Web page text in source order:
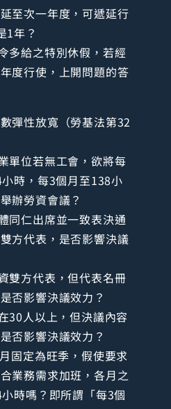
至次一年度，可遞延行
1年？
多給之特別休假，若經
度行使，上開問題的答
彈性放寬（勞基法第32
單位若無工會，欲將每
時，每3個月至138小
辦勞資會議？
同仁出席並一致表決通
方代表，是否影響決議
雙方代表，但代表名冊
否影響決議效力？
30人以上，但決議內容
否影響決議效力？
固定為旺季，假使要求
業務需求加班，各月之
時嗎？即所謂「每3個